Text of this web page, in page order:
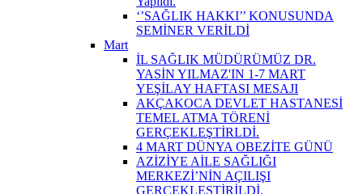
‘’SAĞLIK HAKKI’’ KONUSUNDA
SEMİNER VERİLDİ
Mart
İL SAĞLIK MÜDÜRÜMÜZ DR.
YASİN YILMAZ'IN 1-7 MART
YEŞİLAY HAFTASI MESAJI
AKÇAKOCA DEVLET HASTANESİ
TEMEL ATMA TÖRENİ
GERÇEKLEŞTİRLDİ.
4 MART DÜNYA OBEZİTE GÜNÜ
AZİZİYE AİLE SAĞLIĞI
MERKEZİ’NİN AÇILIŞI
GERÇEKLEŞTİRİLDİ.